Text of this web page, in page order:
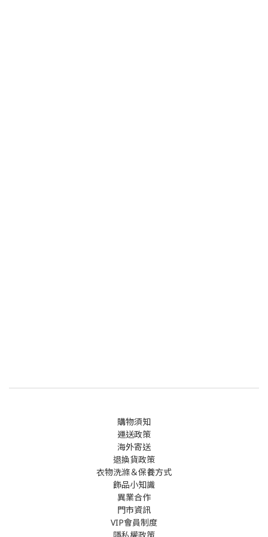
購物須知
運送政策
海外寄送
退換貨政策
衣物洗滌＆保養方式
飾品小知識
異業合作
門市資訊
VIP會員制度